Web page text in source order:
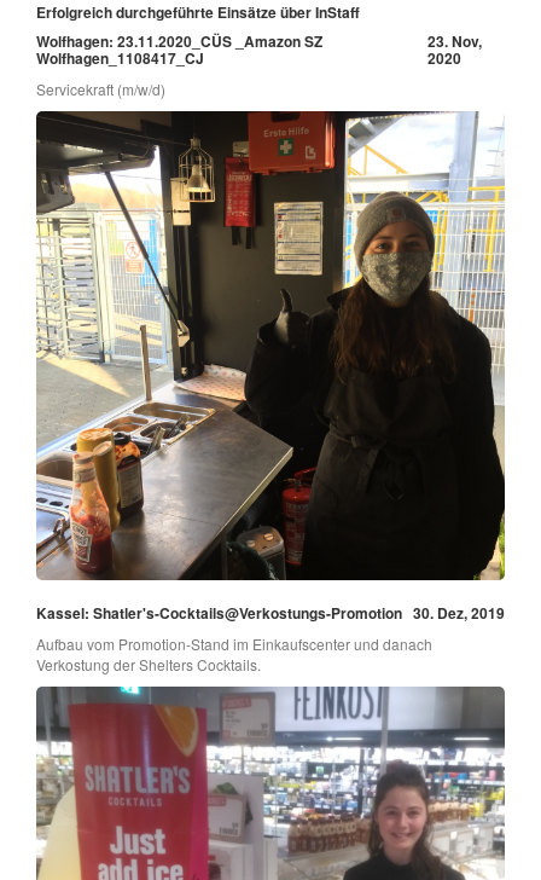
Erfolgreich durchgeführte Einsätze über InStaff
Wolfhagen: 23.11.2020_CÜS _Amazon SZ
Wolfhagen_1108417_CJ
23. Nov,
2020
Servicekraft (m/w/d)
Kassel: Shatler's-Cocktails@Verkostungs-Promotion 30. Dez, 2019
Aufbau vom Promotion-Stand im Einkaufscenter und danach
Verkostung der Shelters Cocktails.